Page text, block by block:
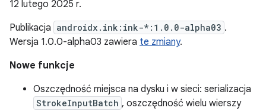
12 lutego 2025 r.
Publikacja androidx.ink:ink-*:1.0.0-alpha03 .
Wersja 1.0.0-alpha03 zawiera te zmiany.
Nowe funkcje
Oszczędność miejsca na dysku i w sieci: serializacja
StrokeInputBatch , oszczędność wielu wierszy